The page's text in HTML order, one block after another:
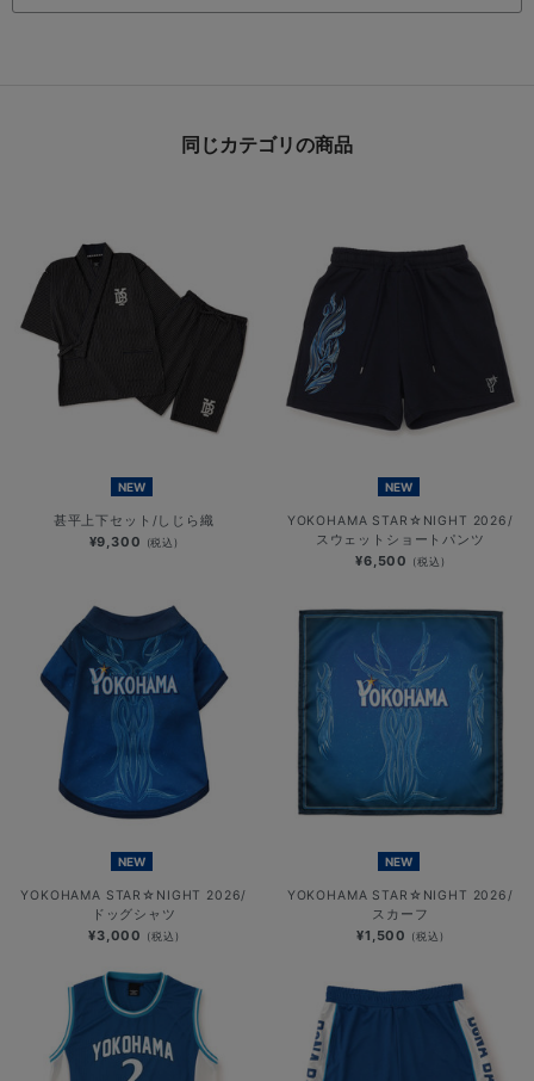
同じカテゴリの商品
NEW
甚平上下セット/しじら織
¥9,300 (税込)
NEW
YOKOHAMA STAR☆NIGHT 2026/
スウェットショートパンツ
¥6,500 (税込)
NEW
YOKOHAMA STAR☆NIGHT 2026/
ドッグシャツ
¥3,000 (税込)
NEW
YOKOHAMA STAR☆NIGHT 2026/
スカーフ
¥1,500 (税込)